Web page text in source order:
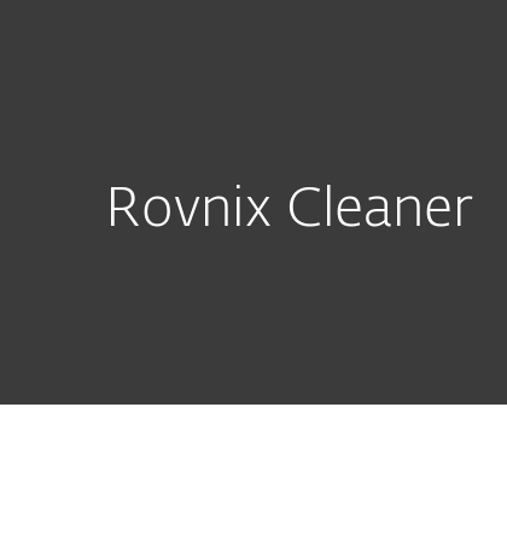
Rovnix Cleaner